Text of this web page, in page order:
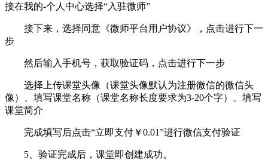
接在我的-个人中心选择“入驻微师”
接下来，选择同意《微师平台用户协议》，点击进行下一
步
然后输入手机号，获取验证码，点击进行下一步
选择上传课堂头像（课堂头像默认为注册微信的微信头
像）、填写课堂名称（课堂名称长度要求为3-20个字）、填写
课堂简介
完成填写后点击“立即支付￥0.01”进行微信支付验证
5、验证完成后，课堂即创建成功。